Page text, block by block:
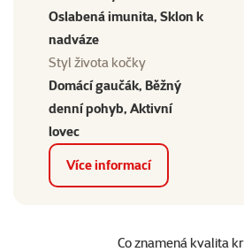
Oslabená imunita, Sklon k
nadváze
Styl života kočky
Domácí gaučák, Běžný
denní pohyb, Aktivní
lovec
Více informací
Co znamená kvalita